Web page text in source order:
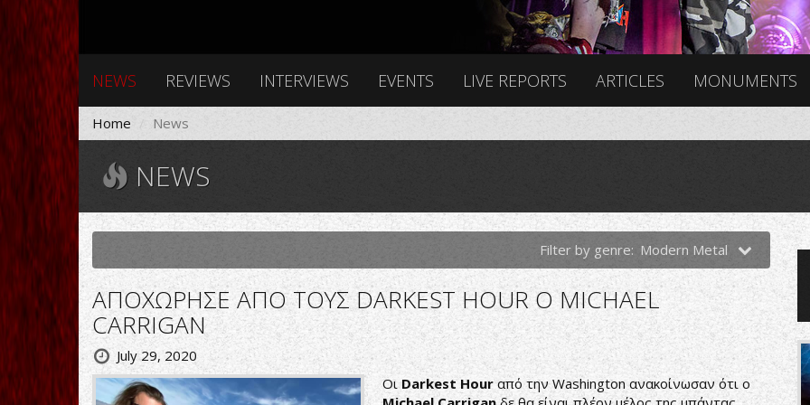
NEWS REVIEWS INTERVIEWS EVENTS LIVE REPORTS ARTICLES MONUMENTS
Home News
NEWS
Filter by genre: Modern Metal
ΑΠΟΧΩΡΗΣΕ ΑΠΟ ΤΟΥΣ DARKEST HOUR Ο MICHAEL
CARRIGAN
July 29, 2020
ΟιDarkest Hourαπό την Washington ανακοίνωσαν ότι ο